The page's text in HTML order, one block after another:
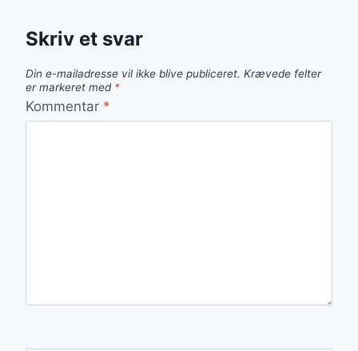
Skriv et svar
Din e-mailadresse vil ikke blive publiceret. Krævede felter
er markeret med *
Kommentar *